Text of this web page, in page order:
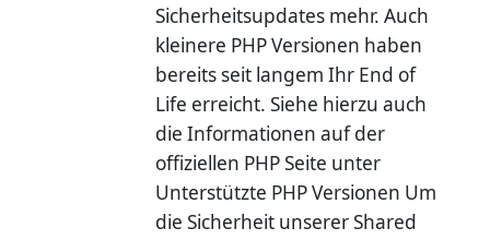
Sicherheitsupdates mehr. Auch
kleinere PHP Versionen haben
bereits seit langem Ihr End of
Life erreicht. Siehe hierzu auch
die Informationen auf der
offiziellen PHP Seite unter
Unterstützte PHP Versionen Um
die Sicherheit unserer Shared